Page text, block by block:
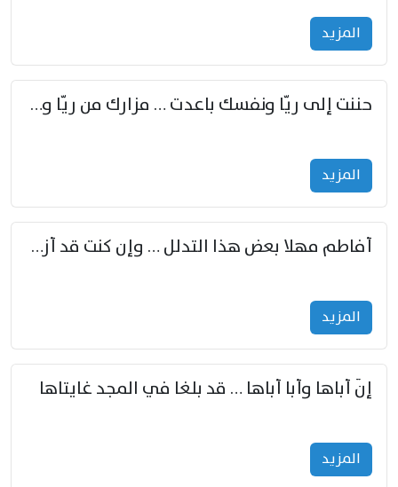
المزید
حننت إلى ريّا ونفسك باعدت … مزارك من ريّا وشعباكما معا
المزید
أفاطم مهلا بعض هذا التدلل … وإن كنت قد أزمعت صرمي فأجملي
المزید
إنّ أباها وأبا أباها … قد بلغا في المجد غايتاها
المزید